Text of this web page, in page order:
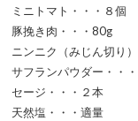
ミニトマト・・・８個
豚挽き肉・・・80g
ニンニク（みじん切り
サフランパウダー・・
セージ・・・２本
天然塩・・・適量